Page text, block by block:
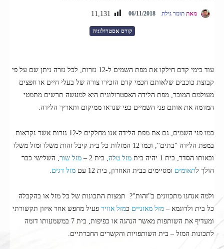
קורס אסטרולוגיה
מאת תומר גילת 06/11/2018
11,131
עוד בימי קדם חילקו את מפת השמים ל-12 גזרות, לכל גזרה ניתן שם על פי
קבוצת כוכבים שלאותם חכמי קדם הזכירו צורה של בעלי חיים או חפצים
מעולמם המוכר, מפת הלידה האסטרולוגית היא למעשה תרשים מתמטי
המדמה את אותם פני השמיים כפי שנראו ממיקום ותאריך הלידה.
כמו פני השמים, גם את מפת הלידה אנו מחלקים ל-12 גזרות אשר נקראות
במפת הלידה "בתים", וכמו 12 המזלות כל בית קיבל זהות משלו ומזל משלו
ובאותו הסדר, בית 1 יהיה בית
מזל טלה, בית 2 – מזל שור, השלישי כבר
הולך לתאומים ומסיימים בבית האחרון, בית 12 עם מזל דגים.
ולמה אנחנו מתכוונים ב"זהות"? תמצות התכונות של כל מזל או בהקבלה
כל בית ולדוגמא – מזל מאזניים כמזל אוויר פעיל מחפש אחר איזון תקשורתי
ומעדיף את השותפות מאשר הנהגה או כפיפות, בית 7 במשמעותו דומה
לתכונות המזל – בית השותפויות והקשרים החברתיים.